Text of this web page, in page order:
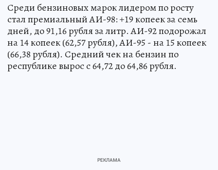
Среди бензиновых марок лидером по росту
стал премиальный АИ-98: +19 копеек за семь
дней, до 91,16 рубля за литр. АИ-92 подорожал
на 14 копеек (62,57 рубля), АИ-95 - на 15 копеек
(66,38 рубля). Средний чек на бензин по
республике вырос с 64,72 до 64,86 рубля.